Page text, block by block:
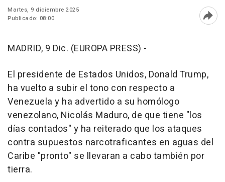
Martes, 9 diciembre 2025
Publicado: 08:00
MADRID, 9 Dic. (EUROPA PRESS) -
El presidente de Estados Unidos, Donald Trump,
ha vuelto a subir el tono con respecto a
Venezuela y ha advertido a su homólogo
venezolano, Nicolás Maduro, de que tiene "los
días contados" y ha reiterado que los ataques
contra supuestos narcotraficantes en aguas del
Caribe "pronto" se llevaran a cabo también por
tierra.